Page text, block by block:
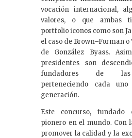
vocación internacional,
valores, o que ambas
portfolio iconos como son
el caso de Brown–Forman o
de González Byass.
presidentes son
fundadores de las
perteneciendo cada
generación.
Este concurso, fundado
pionero en el mundo. Con
promover la calidad y la